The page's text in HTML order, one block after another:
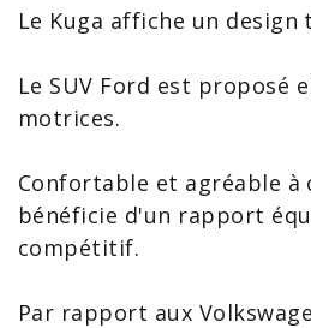
Le Kuga affiche un design
Le SUV Ford est proposé
motrices.
Confortable et agréable à
bénéficie d'un rapport
compétitif.
Par rapport aux